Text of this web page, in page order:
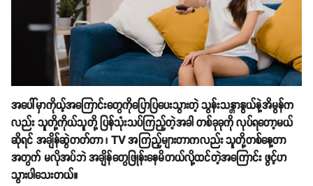
အပေါ်မှာကိုယ့်အကြောင်းတွေကိုပြောပြပေးသွားတဲ့ သွန်းသန္တာနွယ်နဲ့အိမွန်က
လည်း သူတို့ကိုယ်သူတို့ ပြန်သုံးသပ်ကြည့်တဲ့အခါ တစ်ခုခုကို လုပ်ရတော့မယ်
ဆိုရင် အချိန်ဆွဲတတ်တာ ၊ TV အကြည့်များတာကလည်း သူတို့တစ်နေ့တာ
အတွက် မလိုအပ်ဘဲ အချိန်တွေဖြုန်းနေမိတယ်လို့ထင်တဲ့အကြောင်း ဖွင့်ဟ
သွားပါသေးတယ်။